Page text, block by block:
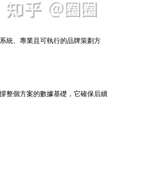
統、專業且可執行的品牌策劃方
整個方案的數據基礎，它確保后續